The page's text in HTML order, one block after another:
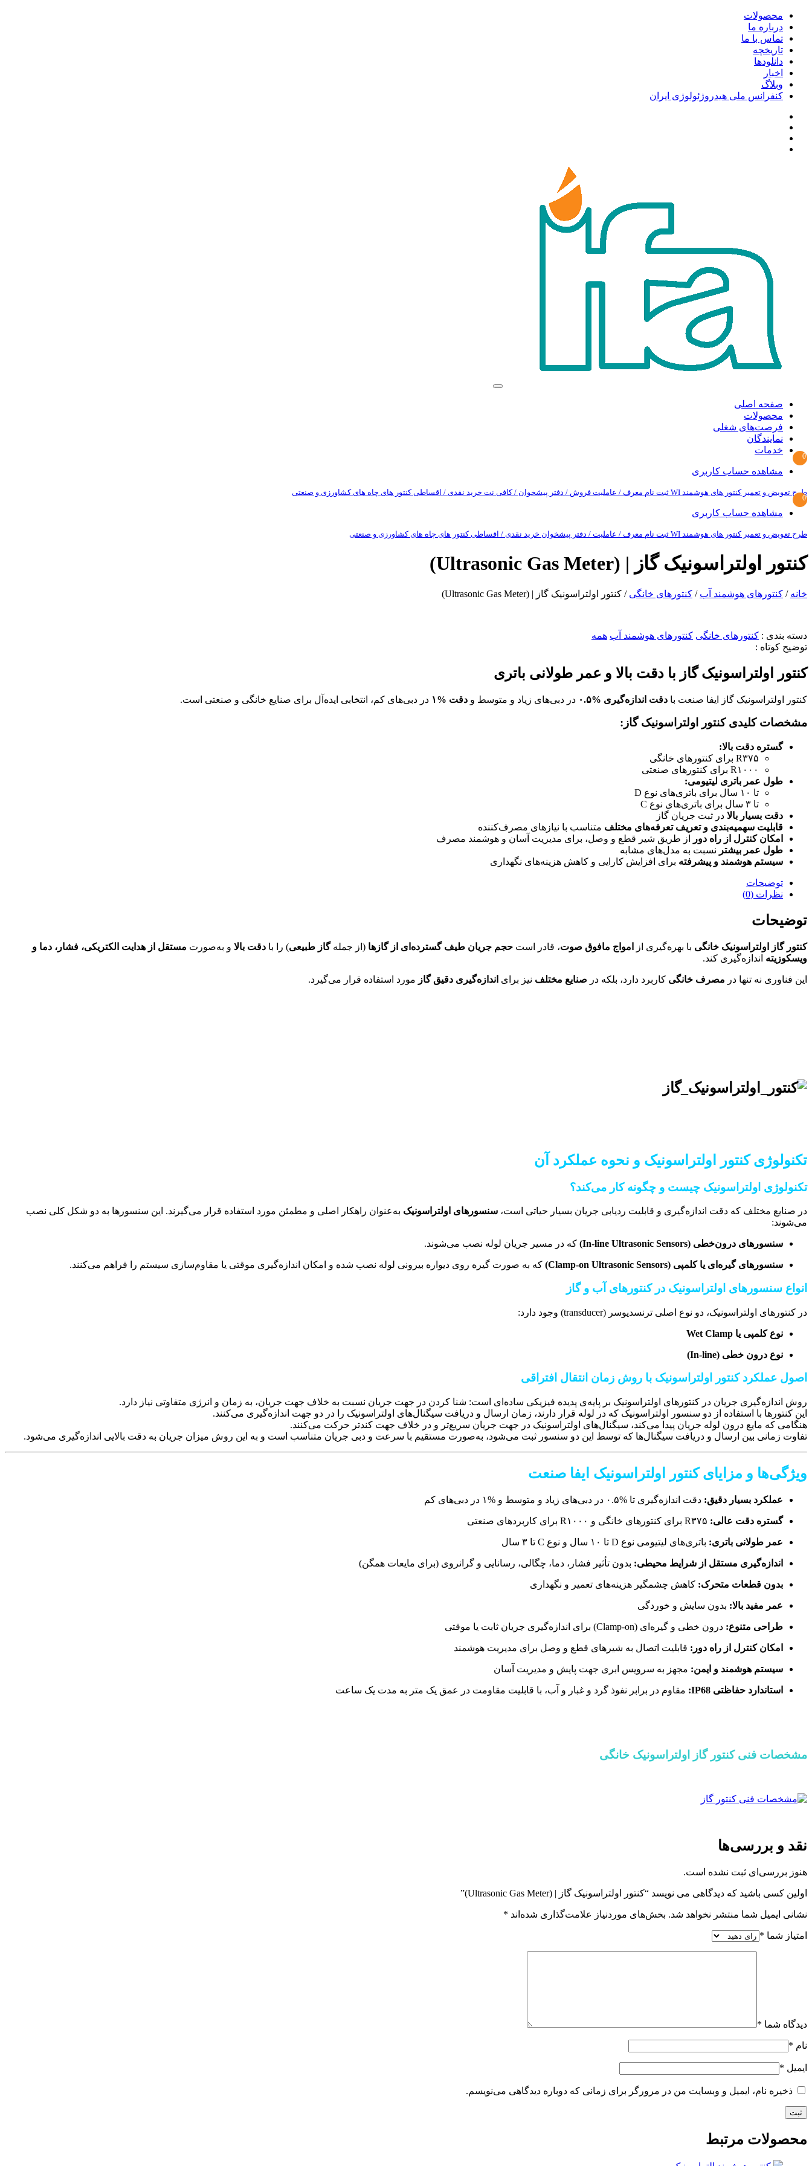
محصولات
درباره ما
تماس با ما
تاریخچه
دانلودها
اخبار
وبلاگ
کنفرانس ملی هیدروژئولوژی ایران
صفحه اصلی
محصولات
فرصت‌های شغلی
نمایندگان
خدمات
0
مشاهده حساب کاربری
طرح تعویض و تعمیر کنتور های هوشمند WI ثبت نام معرف / عاملیت فروش / دفتر پیشخوان / کافی نت خرید نقدی / اقساطی کنتور های چاه های کشاورزی و صنعتی
0
مشاهده حساب کاربری
طرح تعویض و تعمیر کنتور های هوشمند WI ثبت نام معرف / عاملیت / دفتر پیشخوان خرید نقدی / اقساطی کنتور های چاه های کشاورزی و صنعتی
کنتور اولتراسونیک گاز | (Ultrasonic Gas Meter)
خانه / کنتورهای هوشمند آب / کنتورهای خانگی / کنتور اولتراسونیک گاز | (Ultrasonic Gas Meter)
دسته بندی : کنتورهای خانگی کنتورهای هوشمند آب همه
توضیح کوتاه :
کنتور اولتراسونیک گاز با دقت بالا و عمر طولانی باتری
کنتور اولتراسونیک گاز ایفا صنعت با دقت اندازه‌گیری %۰.۵ در دبی‌های زیاد و متوسط و دقت %۱ در دبی‌های کم، انتخابی ایده‌آل برای صنایع خانگی و صنعتی است.
مشخصات کلیدی کنتور اولتراسونیک گاز:
گستره دقت بالا:
R۳۷۵ برای کنتورهای خانگی
R۱۰۰۰ برای کنتورهای صنعتی
طول عمر باتری لیتیومی:
تا ۱۰ سال برای باتری‌های نوع D
تا ۳ سال برای باتری‌های نوع C
دقت بسیار بالا در ثبت جریان گاز
قابلیت سهمیه‌بندی و تعریف تعرفه‌های مختلف متناسب با نیازهای مصرف‌کننده
امکان کنترل از راه دور
از طریق شیر قطع و وصل، برای مدیریت آسان و هوشمند مصرف
طول عمر بیشتر نسبت به مدل‌های مشابه
سیستم هوشمند و پیشرفته برای افزایش کارایی و کاهش هزینه‌های نگهداری
توضیحات
نظرات (0)
توضیحات
کنتور گاز اولتراسونیک خانگی با بهره‌گیری از امواج مافوق صوت، قادر است حجم جریان طیف گسترده‌ای از گازها (از جملهگاز طبیعی) را با دقت بالا و به‌صورت مستقل از هدایت الکتریکی، فشار، دما و
ویسکوزیته اندازه‌گیری کند.
این فناوری نه تنها در مصرف خانگی کاربرد دارد، بلکه در صنایع مختلف نیز برای اندازه‌گیری دقیق گاز مورد استفاده قرار می‌گیرد.
تکنولوژی کنتور اولتراسونیک و نحوه عملکرد آن
تکنولوژی اولتراسونیک چیست و چگونه کار می‌کند؟
در صنایع مختلف که دقت اندازه‌گیری و قابلیت ردیابی جریان بسیار حیاتی است، سنسورهای اولتراسونیک به‌عنوان راهکار اصلی و مطمئن مورد استفاده قرار می‌گیرند. این سنسورها به دو شکل کلی نصب
می‌شوند:
سنسورهای درون‌خطی (In-line Ultrasonic Sensors) که در مسیر جریان لوله نصب می‌شوند.
سنسورهای گیره‌ای یا کلمپی (Clamp-on Ultrasonic Sensors) که به صورت گیره روی دیواره بیرونی لوله نصب شده و امکان اندازه‌گیری موقتی یا مقاوم‌سازی سیستم را فراهم می‌کنند.
انواع سنسورهای اولتراسونیک در کنتورهای آب و گاز
در کنتورهای اولتراسونیک، دو نوع اصلی ترنسدیوسر (transducer) وجود دارد:
نوع کلمپی یا Wet Clamp
نوع درون خطی (In-line)
اصول عملکرد کنتور اولتراسونیک با روش زمان انتقال افتراقی
روش اندازه‌گیری جریان در کنتورهای اولتراسونیک بر پایه‌ی پدیده فیزیکی ساده‌ای است: شنا کردن در جهت جریان نسبت به خلاف جهت جریان، به زمان و انرژی متفاوتی نیاز دارد.
این کنتورها با استفاده از دو سنسور اولتراسونیک که در لوله قرار دارند، زمان ارسال و دریافت سیگنال‌های اولتراسونیک را در دو جهت اندازه‌گیری می‌کنند.
هنگامی که مایع درون لوله جریان پیدا می‌کند، سیگنال‌های اولتراسونیک در جهت جریان سریع‌تر و در خلاف جهت کندتر حرکت می‌کنند.
تفاوت زمانی بین ارسال و دریافت سیگنال‌ها که توسط این دو سنسور ثبت می‌شود، به‌صورت مستقیم با سرعت و دبی جریان متناسب است و به این روش میزان جریان به دقت بالایی اندازه‌گیری می‌شود.
ویژگی‌ها و مزایای کنتور اولتراسونیک ایفا صنعت
عملکرد بسیار دقیق: دقت اندازه‌گیری تا %۰.۵ در دبی‌های زیاد و متوسط و %۱ در دبی‌های کم
گستره دقت عالی:
عمر طولانی باتری: باتری‌های لیتیومی نوع D تا ۱۰ سال و نوع C تا ۳ سال
اندازه‌گیری مستقل از شرایط محیطی: بدون تأثیر فشار، دما، چگالی، رسانایی و گرانروی (برای مایعات همگن)
بدون قطعات متحرک: کاهش چشمگیر هزینه‌های تعمیر و نگهداری
عمر مفید بالا: بدون سایش و خوردگی
طراحی متنوع: درون خطی و گیره‌ای (Clamp-on) برای اندازه‌گیری جریان ثابت یا موقتی
امکان کنترل از راه دور: قابلیت اتصال به شیرهای قطع و وصل برای مدیریت هوشمند
سیستم هوشمند و ایمن: مجهز به سرویس ابری جهت پایش و مدیریت آسان
استاندارد حفاظتی IP68: مقاوم در برابر نفوذ گرد و غبار و آب، با قابلیت مقاومت در عمق یک متر به مدت یک ساعت
مشخصات فنی کنتور گاز اولتراسونیک خانگی
نقد و بررسی‌ها
هنوز بررسی‌ای ثبت نشده است.
اولین کسی باشید که دیدگاهی می نویسد “کنتور اولتراسونیک گاز | (Ultrasonic Gas Meter)”
نشانی ایمیل شما منتشر نخواهد شد. بخش‌های موردنیاز علامت‌گذاری شده‌اند *
امتیاز شما *
دیدگاه شما *
نام *
ایمیل *
ذخیره نام، ایمیل و وبسایت من در مرورگر برای زمانی که دوباره دیدگاهی می‌نویسم.
محصولات مرتبط